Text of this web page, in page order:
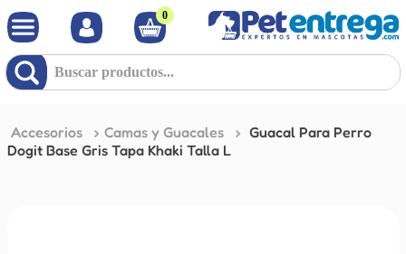
0
Buscar productos...
Accesorios Camas y Guacales
Guacal Para Perro
Dogit Base Gris Tapa Khaki Talla L